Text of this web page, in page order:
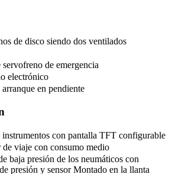
de disco siendo dos ventilados
servofreno de emergencia
electrónico
en pendiente
instrumentos con pantalla TFT configurable
de viaje con consumo medio
baja presión de los neumáticos con
presión y sensor Montado en la llanta